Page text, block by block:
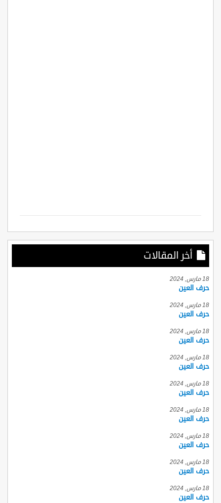
أخر المقالات
18 مارس, 2024
حرف العين
18 مارس, 2024
حرف العين
18 مارس, 2024
حرف العين
18 مارس, 2024
حرف العين
18 مارس, 2024
حرف العين
18 مارس, 2024
حرف العين
18 مارس, 2024
حرف العين
18 مارس, 2024
حرف العين
18 مارس, 2024
حرف العين